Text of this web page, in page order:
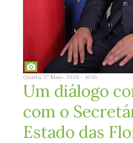
Quarta, 27 Maio, 2026 - 16:16
Um diálogo
com o
Estado das